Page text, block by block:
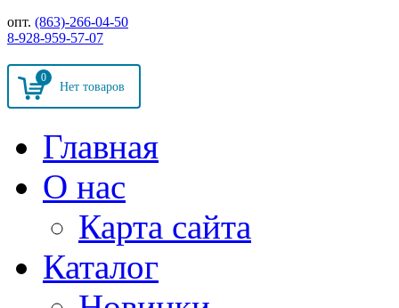
опт. (863)-266-04-50
8-928-959-57-07
0
Главная
О нас
Карта сайта
Каталог